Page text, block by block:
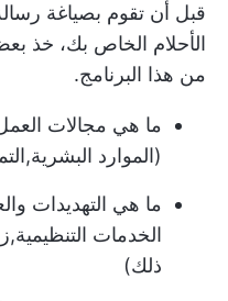
قبل أن تقوم بصياغة
الأحلام الخاص بك، خذ
من هذا البرنامج.
ما هي مجالات العمل
(الموارد البشرية,
ما هي التهديدات
الخدمات التنظيمية,
ذلك)